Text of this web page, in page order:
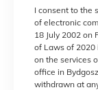
I consent to the
of electronic
18 July 2002 on
of Laws of 2020
on the services
office in
withdrawn at